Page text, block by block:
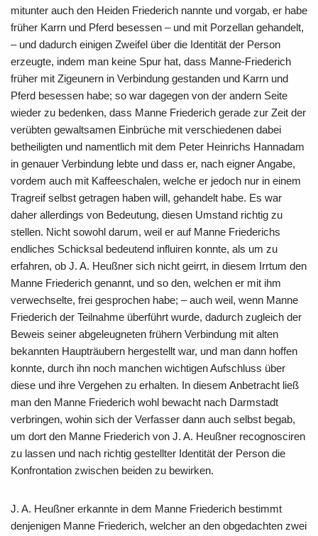
mitunter auch den Heiden Friederich nannte und vorgab, er habe
früher Karrn und Pferd besessen – und mit Porzellan gehandelt,
– und dadurch einigen Zweifel über die Identität der Person
erzeugte, indem man keine Spur hat, dass Manne-Friederich
früher mit Zigeunern in Verbindung gestanden und Karrn und
Pferd besessen habe; so war dagegen von der andern Seite
wieder zu bedenken, dass Manne Friederich gerade zur Zeit der
verübten gewaltsamen Einbrüche mit verschiedenen dabei
betheiligten und namentlich mit dem Peter Heinrichs Hannadam
in genauer Verbindung lebte und dass er, nach eigner Angabe,
vordem auch mit Kaffeeschalen, welche er jedoch nur in einem
Tragreif selbst getragen haben will, gehandelt habe. Es war
daher allerdings von Bedeutung, diesen Umstand richtig zu
stellen. Nicht sowohl darum, weil er auf Manne Friederichs
endliches Schicksal bedeutend influiren konnte, als um zu
erfahren, ob J. A. Heußner sich nicht geirrt, in diesem Irrtum den
Manne Friederich genannt, und so den, welchen er mit ihm
verwechselte, frei gesprochen habe; – auch weil, wenn Manne
Friederich der Teilnahme überführt wurde, dadurch zugleich der
Beweis seiner abgeleugneten frühern Verbindung mit alten
bekannten Haupträubern hergestellt war, und man dann hoffen
konnte, durch ihn noch manchen wichtigen Aufschluss über
diese und ihre Vergehen zu erhalten. In diesem Anbetracht ließ
man den Manne Friederich wohl bewacht nach Darmstadt
verbringen, wohin sich der Verfasser dann auch selbst begab,
um dort den Manne Friederich von J. A. Heußner recognosciren
zu lassen und nach richtig gestellter Identität der Person die
Konfrontation zwischen beiden zu bewirken.
J. A. Heußner erkannte in dem Manne Friederich bestimmt
denjenigen Manne Friederich, welcher an den obgedachten zwei